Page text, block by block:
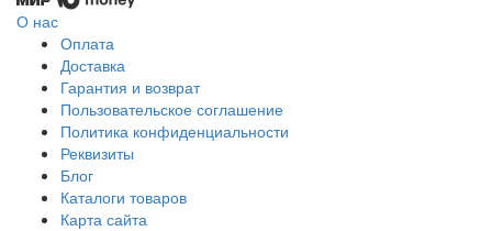
О нас
Оплата
Доставка
Гарантия и возврат
Пользовательское соглашение
Политика конфиденциальности
Реквизиты
Блог
Каталоги товаров
Карта сайта